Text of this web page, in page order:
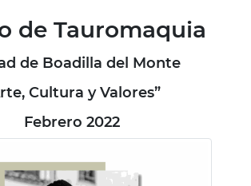
de Tauromaquia
de Boadilla del Monte
Cultura y Valores”
Febrero 2022